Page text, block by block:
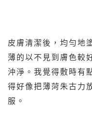
皮膚清潔後，均勻地
薄的以不見到膚色較
沖淨。我覺得敷時有
得好像把薄菏朱古力
服。